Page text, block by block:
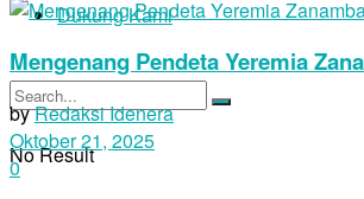
Dukung Kami
No Result
Mengenang Pendeta Yeremia
byRedaksi Idenera
Oktober 21, 2025
0